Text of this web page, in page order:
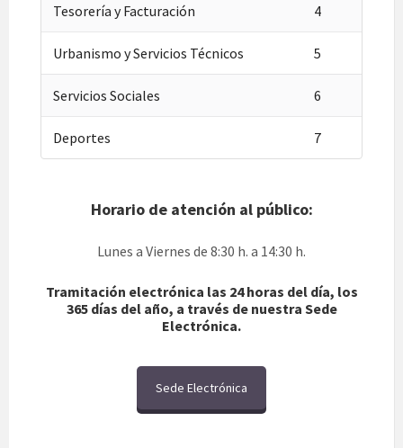
Tesorería y Facturación 4
Urbanismo y Servicios Técnicos 5
Servicios Sociales 6
Deportes 7
Horario de atención al público:
Lunes a Viernes de 8:30 h. a 14:30 h.
Tramitación electrónica las 24 horas del día, los
365 días del año, a través de nuestra Sede
Electrónica.
Sede Electrónica